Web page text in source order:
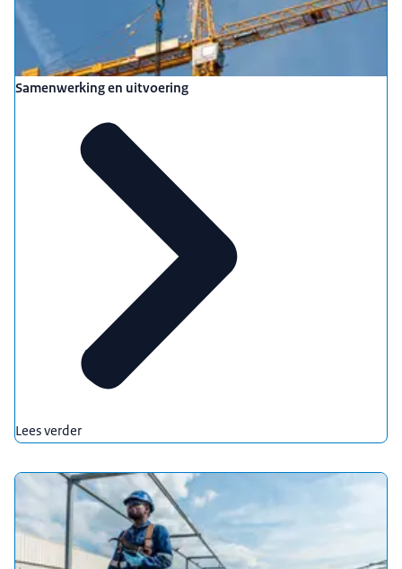
Samenwerking en uitvoering
Lees verder